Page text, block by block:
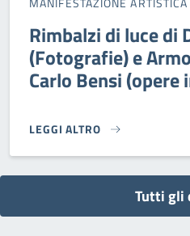
Rimbalzi di luce di
(Fotografie) e
Carlo Bensi (opere
LEGGI ALTRO
RIMBALZI DI LUCE DI
Tutti gli